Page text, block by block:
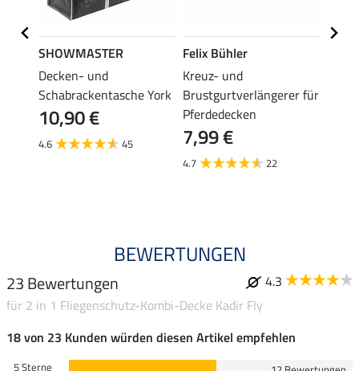
SHOWMASTER
Decken- und
Schabrackentasche York
10,90 €
4.6 45
Felix Bühler
Kreuz- und
Brustgurtverlängerer für
Pferdedecken
7,99 €
4.7 22
BEWERTUNGEN
23 Bewertungen
4.3
für 2 in 1 Fliegenschutz-Kombi-Decke Kadir Fly
18 von 23 Kunden würden diesen Artikel empfehlen
5 Sterne